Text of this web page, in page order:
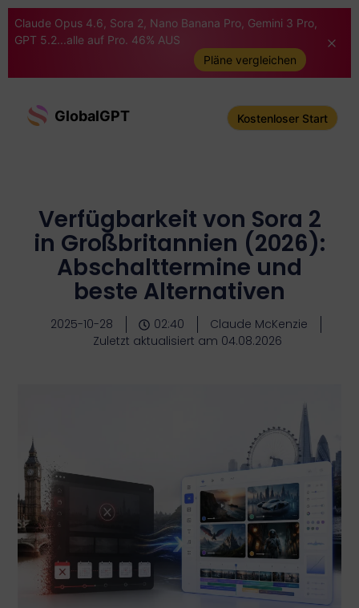
Claude Opus 4.6, Sora 2, Nano Banana Pro, Gemini 3 Pro,
GPT 5.2...alle auf Pro. 46% AUS
Pläne vergleichen
GlobalGPT Kostenloser Start
Verfügbarkeit von Sora 2
in Großbritannien (2026):
Abschalttermine und
beste Alternativen
2025-10-28 02:40
Claude McKenzie
Zuletzt aktualisiert am 04.08.2026